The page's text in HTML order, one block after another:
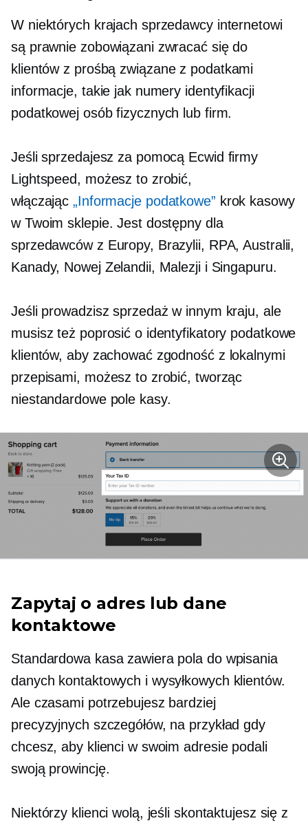
W niektórych krajach sprzedawcy internetowi
są prawnie zobowiązani zwracać się do
klientów z prośbą związane z podatkami
informacje, takie jak numery identyfikacji
podatkowej osób fizycznych lub firm.
Jeśli sprzedajesz za pomocą Ecwid firmy
Lightspeed, możesz to zrobić,
włączając„Informacje podatkowe” krok kasowy
w Twoim sklepie. Jest dostępny dla
sprzedawców z Europy, Brazylii, RPA, Australii,
Kanady, Nowej Zelandii, Malezji i Singapuru.
Jeśli prowadzisz sprzedaż w innym kraju, ale
musisz też poprosić o identyfikatory podatkowe
klientów, aby zachować zgodność z lokalnymi
przepisami, możesz to zrobić, tworząc
niestandardowe pole kasy.
Zapytaj o adres lub dane
kontaktowe
Standardowa kasa zawiera pola do wpisania
danych kontaktowych i wysyłkowych klientów.
Ale czasami potrzebujesz bardziej
precyzyjnych szczegółów, na przykład gdy
chcesz, aby klienci w swoim adresie podali
swoją prowincję.
Niektórzy klienci wolą, jeśli skontaktujesz się z